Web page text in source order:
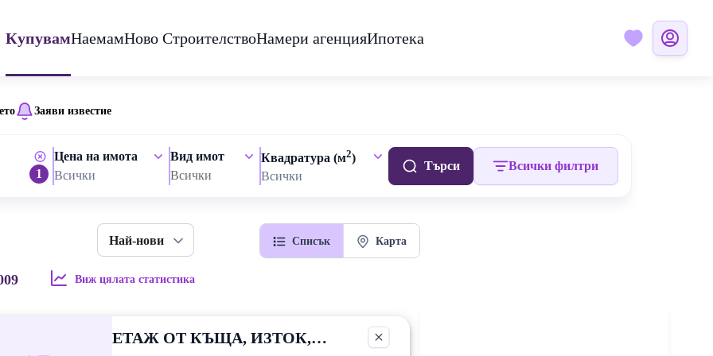
КупувамНаемамНово СтроителствоНамери агенцияИпотека
Заяви известие
1
Цена на имота
Всички
Вид имот
Всички
Квадратура (м2)
Всички
Търси Всички филтри
Най-нови Списък Карта
Виж цялата статистика
ЕТАЖ ОТ КЪЩА, ИЗТОК,